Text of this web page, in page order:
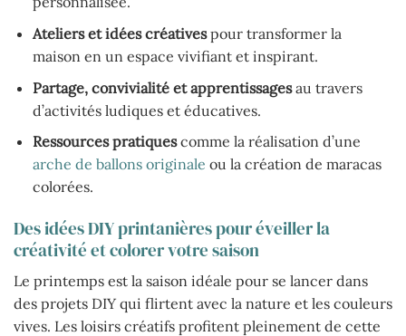
Ateliers et idées créativespour transformer la
maison en un espace vivifiant et inspirant.
Partage, convivialité et apprentissagesau travers
d’activités ludiques et éducatives.
Ressources pratiquescomme la réalisation d’une
arche de ballons originale ou la création de maracas
colorées.
Des idées DIY printanières pour éveiller la
créativité et colorer votre saison
Le printemps est la saison idéale pour se lancer dans
des projets DIY qui flirtent avec la nature et les couleurs
vives. Les loisirs créatifs profitent pleinement de cette